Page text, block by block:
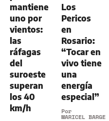
mantiene
uno por
vientos:
las
ráfagas
del
suroeste
superan
los 40
km/h
Los
Pericos
en
Rosario:
“Tocar en
vivo tiene
una
energía
especial”
Por
MARICEL BARGERI